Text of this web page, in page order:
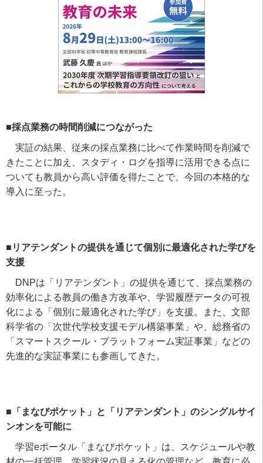
■採点業務の時間削減につながった
実証の結果、従来の採点業務に比べて作業時間を削減で
きたことに加え、スタディ・ログを指導に活用できる点に
ついても教員から高い評価を得たことで、今回の本格的な
導入に至った。
■リアテンダントの提供を通じて個別に最適化された学びを
支援
DNPは「リアテンダント」の提供を通じて、採点業務の
効率化による教員の働き方改革や、学習履歴データの可視
化による「個別に最適化された学び」を支援。また、文部
科学省の「次世代学校支援モデル構築事業」や、総務省の
「スマートスクール・プラットフォーム実証事業」などの
先進的な実証事業にも参画してきた。
■「まなびポケット」と「リアテンダント」のシングルサイ
ンオンを可能に
学習eポータル「まなびポケット」は、スケジュールや教